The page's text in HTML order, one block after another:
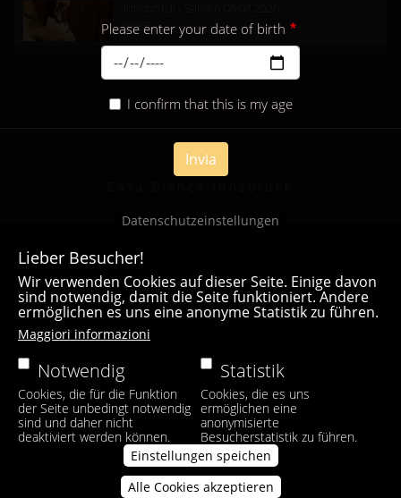
Please enter your date of birth
I confirm that this is my age
Invia
more...
Datenschutzeinstellungen
Lieber Besucher!
Wir verwenden Cookies auf dieser Seite. Einige davon
sind notwendig, damit die Seite funktioniert. Andere
ermöglichen es uns eine anonyme Statistik zu führen.
Maggiori informazioni
Notwendig
Cookies, die für die Funktion
der Seite unbedingt notwendig
sind und daher nicht
deaktiviert werden können.
Statistik
Cookies, die es uns
ermöglichen eine
anonymisierte
Besucherstatistik zu führen.
Einstellungen speichen
Alle Cookies akzeptieren